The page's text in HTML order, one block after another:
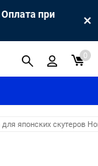
при
0
японских скутеров